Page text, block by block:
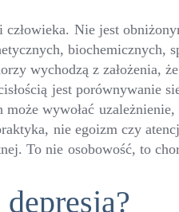
Nie jest
wychodzą z założenia,
jest porównywanie
wywołać
nie egoizm czy
To nie osobowość, to